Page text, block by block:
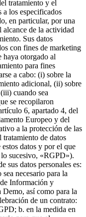
tratamiento y el
a los especificados
en particular, por una
alcance de la actividad
Sus datos
con fines de marketing
haya otorgado al
para fines
a cabo: (i) sobre la
adicional, (ii) sobre
cuando sea
se recopilaron
6, apartado 4, del
Europeo y del
a la protección de las
tratamiento de datos
datos y por el que
sucesivo, «RGPD»).
sus datos personales es:
necesario para la
Información y
así como para la
de un contrato:
b. en la medida en